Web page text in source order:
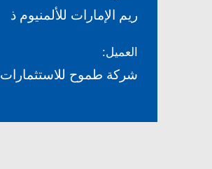
ريم الإمارات للألمنيوم ذ
العميل:
شركة طموح للاستثمارات